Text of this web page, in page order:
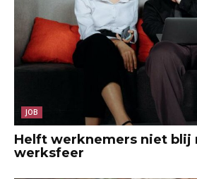
JOB
Helft werknemers niet blij
werksfeer